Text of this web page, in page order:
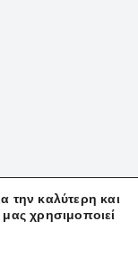
την καλύτερη και
χρησιμοποιεί